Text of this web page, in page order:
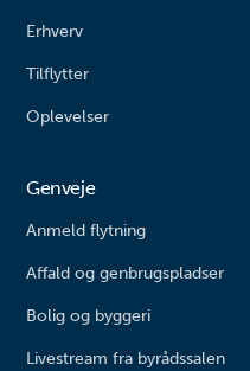
Erhverv
Tilflytter
Oplevelser
Genveje
Anmeld flytning
Affald og genbrugspladser
Bolig og byggeri
Livestream fra byrådssalen